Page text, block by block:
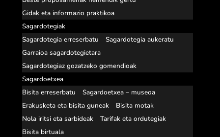
Gidak eta informazio praktikoa
Sagardotegiak
Sagardotegia erreserbatu
Sagardotegia aukeratu
Garraioa sagardotegietara
Sagardotegiaz gozatzeko gomendioak
Sagardoetxea
Bisita erreserbatu
Sagardoetxea – museoa
Erakusketa eta bisita guneak
Bisita motak
Nola iritsi eta sarbideak
Tarifak eta ordutegiak
Bisita birtuala